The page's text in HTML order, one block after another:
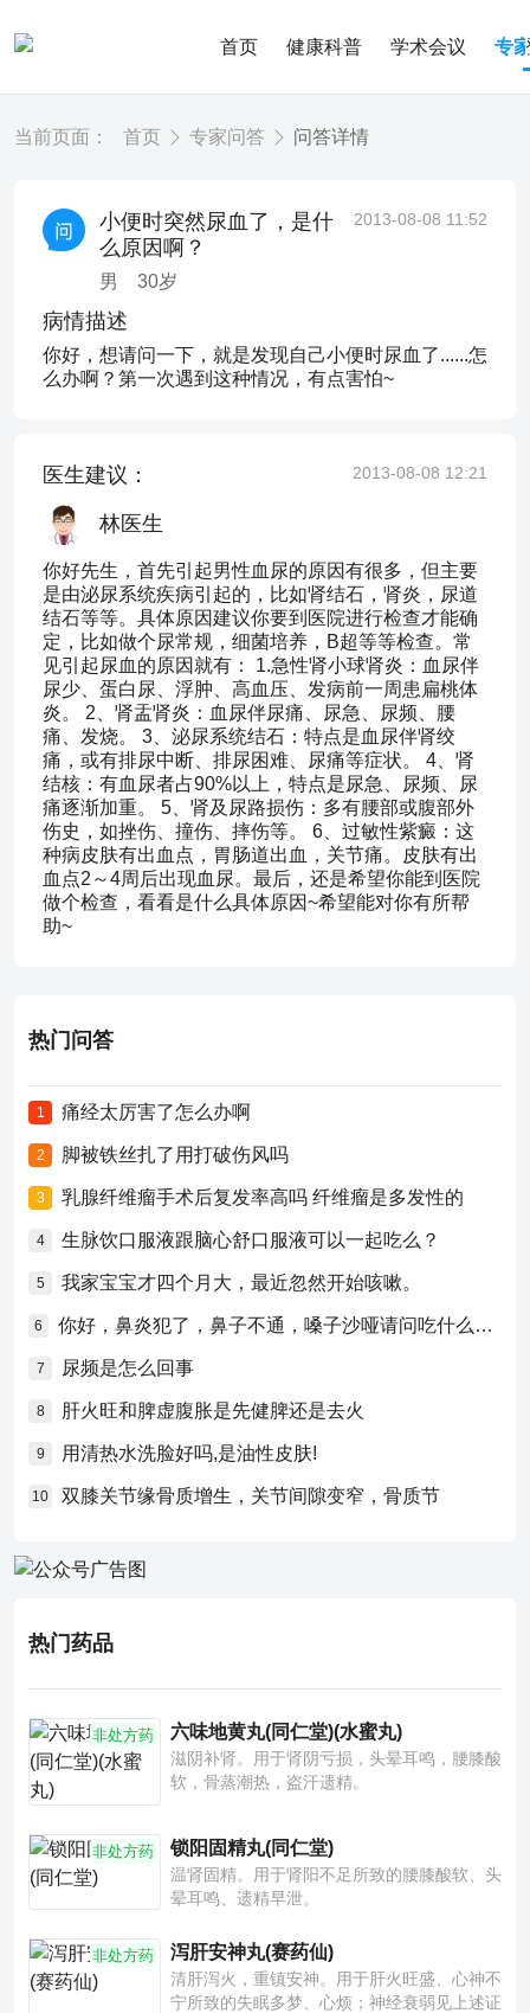
首页 健康科普 学术会议 专
当前页面： 首页 专家问答 问答详情
小便时突然尿血了，是什
么原因啊？
男 30岁
2013-08-08 11:52
病情描述
你好，想请问一下，就是发现自己小便时尿血了......怎
么办啊？第一次遇到这种情况，有点害怕~
医生建议： 2013-08-08 12:21
林医生
你好先生，首先引起男性血尿的原因有很多，但主要
是由泌尿系统疾病引起的，比如肾结石，肾炎，尿道
结石等等。具体原因建议你要到医院进行检查才能确
定，比如做个尿常规，细菌培养，B超等等检查。常
见引起尿血的原因就有： 1.急性肾小球肾炎：血尿伴
尿少、蛋白尿、浮肿、高血压、发病前一周患扁桃体
炎。 2、肾盂肾炎：血尿伴尿痛、尿急、尿频、腰
痛、发烧。 3、泌尿系统结石：特点是血尿伴肾绞
痛，或有排尿中断、排尿困难、尿痛等症状。 4、肾
结核：有血尿者占90%以上，特点是尿急、尿频、尿
痛逐渐加重。 5、肾及尿路损伤：多有腰部或腹部外
伤史，如挫伤、撞伤、摔伤等。 6、过敏性紫癜：这
种病皮肤有出血点，胃肠道出血，关节痛。皮肤有出
血点2～4周后出现血尿。最后，还是希望你能到医院
做个检查，看看是什么具体原因~希望能对你有所帮
助~
热门问答
1 痛经太厉害了怎么办啊
2 脚被铁丝扎了用打破伤风吗
3 乳腺纤维瘤手术后复发率高吗 纤维瘤是多发性的
4 生脉饮口服液跟脑心舒口服液可以一起吃么？
5 我家宝宝才四个月大，最近忽然开始咳嗽。
6 你好，鼻炎犯了，鼻子不通，嗓子沙哑请问吃什么药比较好？
7 尿频是怎么回事
8 肝火旺和脾虚腹胀是先健脾还是去火
9 用清热水洗脸好吗,是油性皮肤!
10 双膝关节缘骨质增生，关节间隙变窄，骨质节
热门药品
非处方药 六味地黄丸(同仁堂)(水蜜丸)
滋阴补肾。用于肾阴亏损，头晕耳鸣，腰膝酸
软，骨蒸潮热，盗汗遗精。
非处方药 锁阳固精丸(同仁堂)
温肾固精。用于肾阳不足所致的腰膝酸软、头
晕耳鸣、遗精早泄。
非处方药 泻肝安神丸(赛药仙)
清肝泻火，重镇安神。用于肝火旺盛、心神不
宁所致的失眠多梦、心烦；神经衰弱见上述证